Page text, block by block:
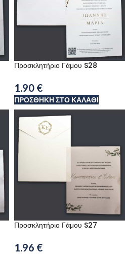
Προσκλητήριο Γάμου S28
1.90 €
ΠΡΟΣΘΉΚΗ ΣΤΟ ΚΑΛΆΘΙ
Προσκλητήριο Γάμου S27
1.96 €